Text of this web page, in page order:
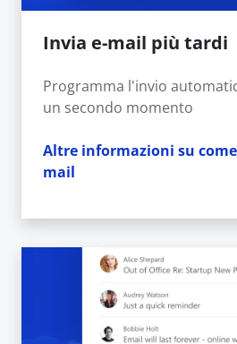
Invia e-mail più tardi
Programma l'invio
un secondo momento
Altre informazioni su
mail